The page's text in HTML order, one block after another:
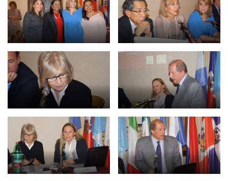
Catalogo
Pubblicazioni
OPPORTUNITÀ
Bandi
Borse di studio
Alta Formazione
Albo fornitori
Contratti/Accordi/Grant